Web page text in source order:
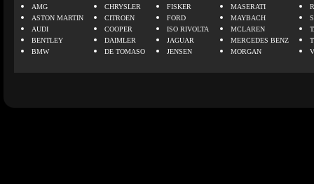
AMG
ASTON MARTIN
AUDI
BENTLEY
BMW
CHRYSLER
CITROEN
COOPER
DAIMLER
DE TOMASO
FISKER
FORD
ISO RIVOLTA
JAGUAR
JENSEN
MASERATI
MAYBACH
MCLAREN
MERCEDES BENZ
MORGAN